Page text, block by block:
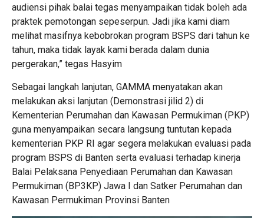
audiensi pihak balai tegas menyampaikan tidak boleh ada
praktek pemotongan sepeserpun. Jadi jika kami diam
melihat masifnya kebobrokan program BSPS dari tahun ke
tahun, maka tidak layak kami berada dalam dunia
pergerakan,” tegas Hasyim
Sebagai langkah lanjutan, GAMMA menyatakan akan
melakukan aksi lanjutan (Demonstrasi jilid 2) di
Kementerian Perumahan dan Kawasan Permukiman (PKP)
guna menyampaikan secara langsung tuntutan kepada
kementerian PKP RI agar segera melakukan evaluasi pada
program BSPS di Banten serta evaluasi terhadap kinerja
Balai Pelaksana Penyediaan Perumahan dan Kawasan
Permukiman (BP3KP) Jawa I dan Satker Perumahan dan
Kawasan Permukiman Provinsi Banten